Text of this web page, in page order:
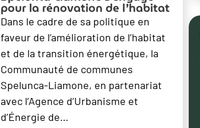
pour la rénovation de l’habitat
Dans le cadre de sa politique en
faveur de l’amélioration de l’habitat
et de la transition énergétique, la
Communauté de communes
Spelunca-Liamone, en partenariat
avec l’Agence d’Urbanisme et
d’Énergie de…